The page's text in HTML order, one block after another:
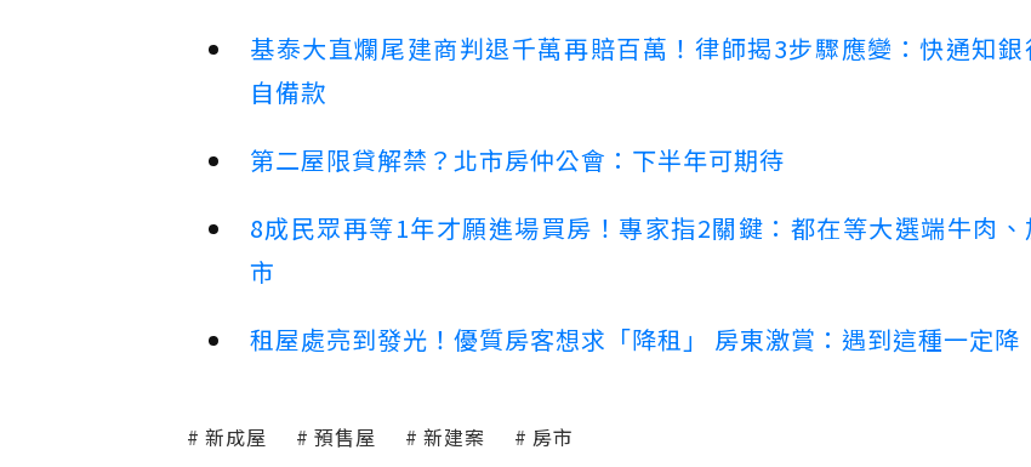
基泰大直爛尾建商判退千萬再賠百萬！律師揭3步驟應變：快通知銀
自備款
第二屋限貸解禁？北市房仲公會：下半年可期待
8成民眾再等1年才願進場買房！專家指2關鍵：都在等大選端牛肉
市
租屋處亮到發光！優質房客想求「降租」 房東激賞：遇到這種一定降
新成屋 預售屋 新建案 房市